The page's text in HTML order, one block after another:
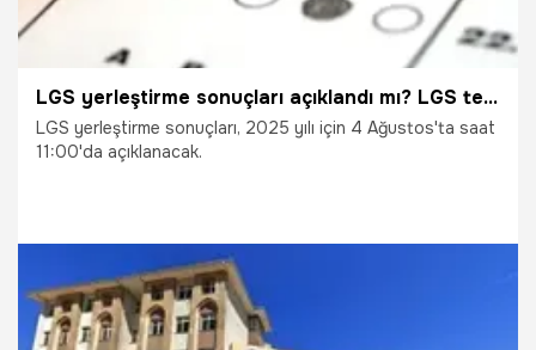
LGS yerleştirme sonuçları açıklandı mı? LGS tercih sonuçları ne zaman açıklanacak? (2025)
LGS yerleştirme sonuçları, 2025 yılı için 4 Ağustos'ta saat
11:00'da açıklanacak.
4.08.2025 Gündem